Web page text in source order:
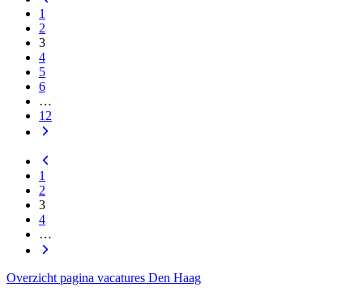
1
2
3
4
5
6
…
12
1
2
3
4
…
Overzicht pagina vacatures Den Haag